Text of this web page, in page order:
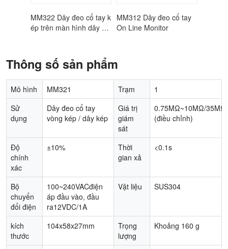
cổ tay k
dây ch
MM312 Dây đeo cổ tay
On Line Monitor
MM311 Dây đeo cổ tay
On Line Monitor
Thông số sản phẩm
Mô hình MM321 Trạm
1
Sử
dụng
Dây đeo cổ tay
vòng kép / dây kép
Giá trị
giám
sát
0.75MΩ~10MΩ/35MΩ
(điều chỉnh)
Độ
chính
xác
±10%
Thời
gian xả
<0.1s
Bộ
chuyển
đổi điện
100~240VACđiện
áp đầu vào, đầu
ra12VDC/1A
Vật liệu SUS304
kích
thước
104x58x27mm
Trọng
lượng
Khoảng 160 g